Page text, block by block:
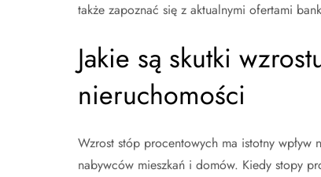
także zapoznać się z aktualnymi ofertami
Jakie są skutki
nieruchomości
Wzrost stóp procentowych ma istotny
nabywców mieszkań i domów. Kiedy stopy